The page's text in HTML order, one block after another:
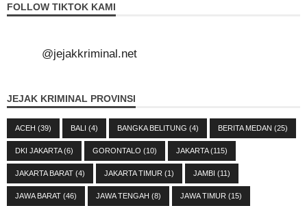
FOLLOW TIKTOK KAMI
@jejakkriminal.net
JEJAK KRIMINAL PROVINSI
ACEH (39) BALI (4) BANGKA BELITUNG (4) BERITA MEDAN (25)
DKI JAKARTA(6) GORONTALO (10) JAKARTA(115)
JAKARTA BARAT (4) JAKARTA TIMUR (1) JAMBI (11)
JAWA BARAT (46) JAWA TENGAH (8) JAWA TIMUR (15)